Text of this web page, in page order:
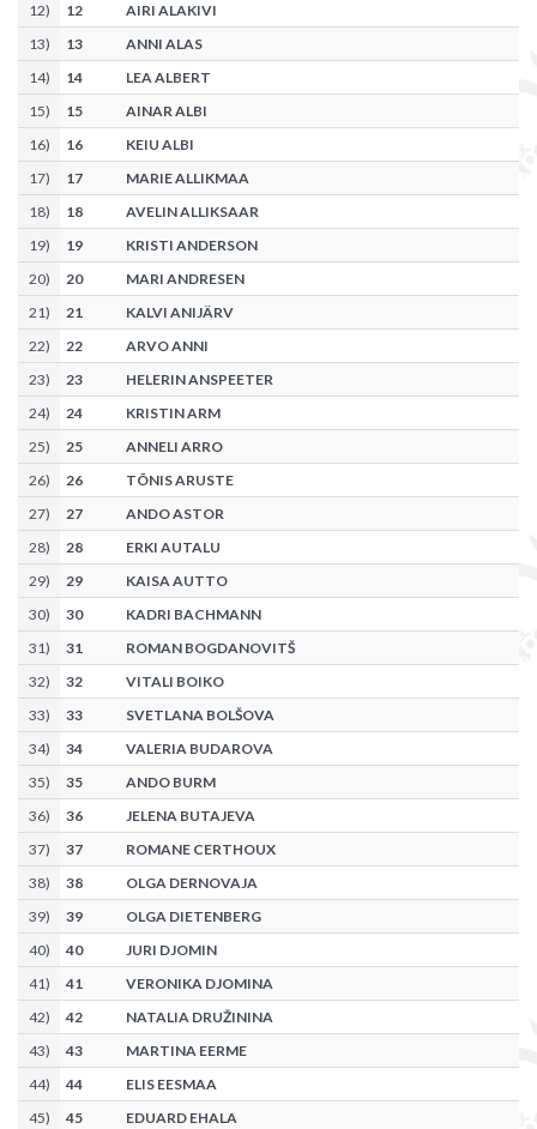
12) 12
AIRI ALAKIVI
13) 13
ANNI ALAS
14) 14
LEA ALBERT
15) 15
AINAR ALBI
16) 16
KEIU ALBI
17) 17
MARIE ALLIKMAA
18) 18
AVELIN ALLIKSAAR
19) 19
KRISTI ANDERSON
20) 20
MARI ANDRESEN
21) 21
KALVI ANIJÄRV
22) 22
ARVO ANNI
23) 23
HELERIN ANSPEETER
24) 24
KRISTIN ARM
25) 25
ANNELI ARRO
26) 26
TÕNIS ARUSTE
27) 27
ANDO ASTOR
28) 28
ERKI AUTALU
29) 29
KAISA AUTTO
30) 30
KADRI BACHMANN
31) 31
ROMAN BOGDANOVITŠ
32) 32
VITALI BOIKO
33) 33
SVETLANA BOLŠOVA
34) 34
VALERIA BUDAROVA
35) 35
ANDO BURM
36) 36
JELENA BUTAJEVA
37) 37
ROMANE CERTHOUX
38) 38
OLGA DERNOVAJA
39) 39
OLGA DIETENBERG
40) 40
JURI DJOMIN
41) 41
VERONIKA DJOMINA
42) 42
NATALIA DRUŽININA
43) 43
MARTINA EERME
44) 44
ELIS EESMAA
45) 45
EDUARD EHALA